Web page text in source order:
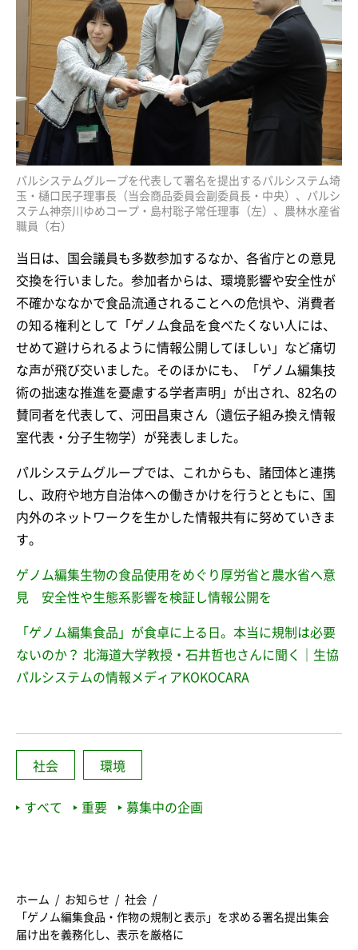
パルシステムグループを代表して署名を提出するパルシステム埼
玉・樋口民子理事長（当会商品委員会副委員長・中央）、パルシ
ステム神奈川ゆめコープ・島村聡子常任理事（左）、農林水産省
職員（右）
当日は、国会議員も多数参加するなか、各省庁との意見
交換を行いました。参加者からは、環境影響や安全性が
不確かななかで食品流通されることへの危惧や、消費者
の知る権利として「ゲノム食品を食べたくない人には、
せめて避けられるように情報公開してほしい」など痛切
な声が飛び交いました。そのほかにも、「ゲノム編集技
術の拙速な推進を憂慮する学者声明」が出され、82名の
賛同者を代表して、河田昌東さん（遺伝子組み換え情報
室代表・分子生物学）が発表しました。
パルシステムグループでは、これからも、諸団体と連携
し、政府や地方自治体への働きかけを行うとともに、国
内外のネットワークを生かした情報共有に努めていきま
す。
ゲノム編集生物の食品使用をめぐり厚労省と農水省へ意
見 安全性や生態系影響を検証し情報公開を
「ゲノム編集食品」が食卓に上る日。本当に規制は必要
ないのか？ 北海道大学教授・石井哲也さんに聞く｜生協
パルシステムの情報メディアKOKOCARA
社会 環境
すべて 重要 募集中の企画
ホーム お知らせ
社会
「ゲノム編集食品・作物の規制と表示」を求める署名提出集会
届け出を義務化し、表示を厳格に